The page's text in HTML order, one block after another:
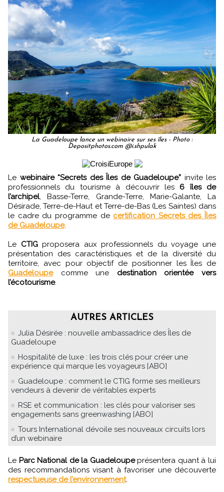
La Guadeloupe lance un webinaire sur ses îles - Photo :
Depositphotos.com @i.shpulak
Le webinaire “Secrets des Îles de Guadeloupe” invite les
professionnels du tourisme à découvrir les 6 îles de
l’archipel, Basse-Terre, Grande-Terre, Marie-Galante, La
Désirade, Terre-de-Haut et Terre-de-Bas (Les Saintes) dans
le cadre du programme de certification Secrets des Îles
de Guadeloupe.
Le CTIGproposera aux professionnels du voyage une
présentation des caractéristiques et de la diversité du
territoire, avec pour objectif de positionner les Îles de
Guadeloupecomme une destination orientée vers
l’écotourisme.
AUTRES ARTICLES
Julia Désirée : nouvelle ambassadrice des Îles de
Guadeloupe
Hospitalité de luxe : les trois clés pour créer une
expérience qui marque les voyageurs [ABO]
Guadeloupe : comment le CTIG forme ses meilleurs
vendeurs à devenir de véritables experts
RSE et communication : les clés pour valoriser ses
engagements sans greenwashing [ABO]
Tours International dévoile ses nouveaux circuits lors
d’un webinaire
Le Parc National de la Guadeloupeprésentera quant à lui
des recommandations visant à favoriser une découverte
respectueuse de l’environnement.